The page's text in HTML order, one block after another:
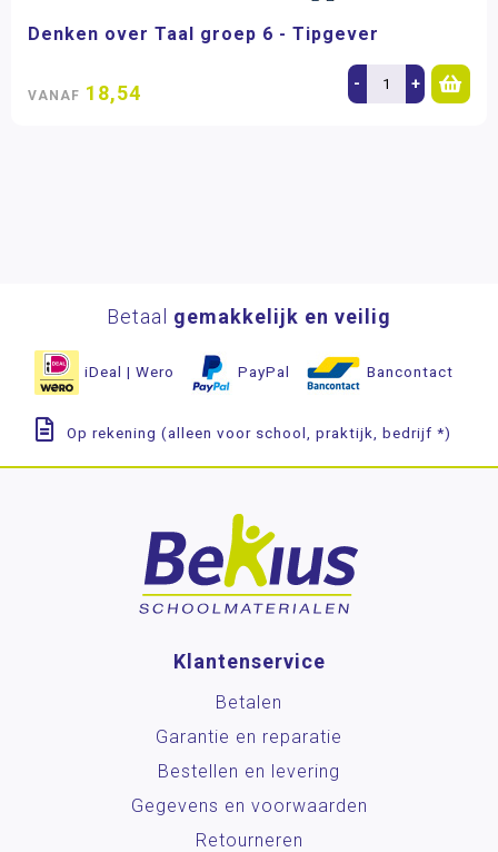
Denken over Taal groep 6 - Tipgever
VANAF 18,54 - +
Betaal gemakkelijk en veilig
iDeal | Wero PayPal Bancontact
Op rekening (alleen voor school, praktijk, bedrijf *)
Klantenservice
Betalen
Garantie en reparatie
Bestellen en levering
Gegevens en voorwaarden
Retourneren